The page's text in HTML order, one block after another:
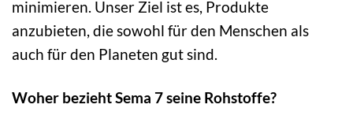
minimieren. Unser Ziel ist es, Produkte
anzubieten, die sowohl für den Menschen als
auch für den Planeten gut sind.
Woher bezieht Sema 7 seine Rohstoffe?